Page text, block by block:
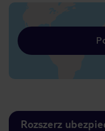
Rozszerz